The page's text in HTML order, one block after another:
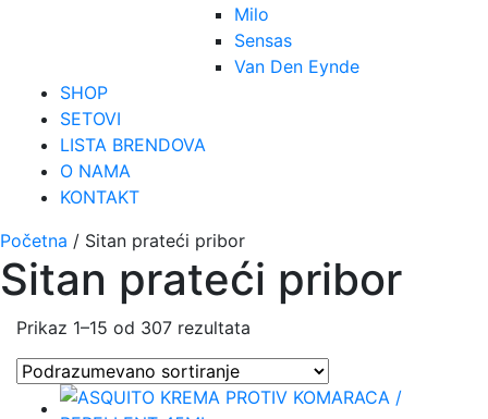
Milo
Sensas
Van Den Eynde
SHOP
SETOVI
LISTA BRENDOVA
O NAMA
KONTAKT
Početna / Sitan prateći pribor
Sitan prateći pribor
Prikaz 1–15 od 307 rezultata